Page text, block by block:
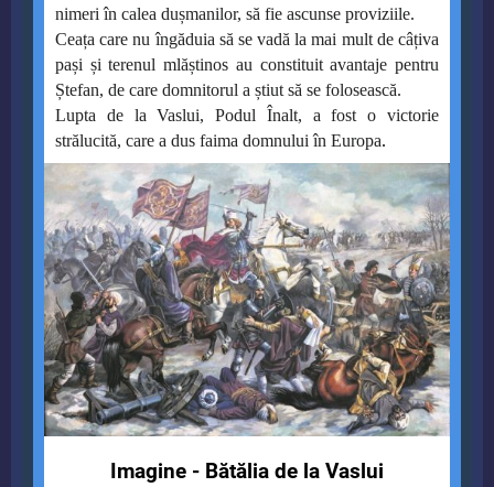
nimeri în calea dușmanilor, să fie ascunse proviziile.
Ceața care nu îngăduia să se vadă la mai mult de câțiva
pași și terenul mlăștinos au constituit avantaje pentru
Ștefan, de care domnitorul a știut să se folosească.
Lupta de la Vaslui, Podul Înalt, a fost o victorie
strălucită, care a dus faima domnului în Europa.
Imagine - Bătălia de la Vaslui